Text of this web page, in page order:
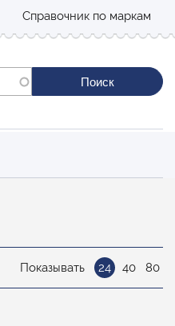
Справочник по маркам
Показывать 24 40 80